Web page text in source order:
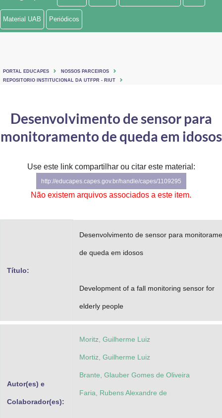
Ministério de Minas e Energia
Ministério do Turismo
Controladoria-Geral da União
Ministério da Mulher, da Família e dos Direitos Humanos
Secretaria-Geral
Planalto
Material UAB Periódicos
PORTAL EDUCAPES
NOSSOS PARCEIROS
REPOSITORIO INSTITUCIONAL DA UTFPR - RIUT
Desenvolvimento de sensor para
monitoramento de queda em idosos
Use este link compartilhar ou citar este material:
http://educapes.capes.gov.br/handle/capes/1109295
Não existem arquivos associados a este item.
Título:
Desenvolvimento de sensor para
de queda em idosos
Development of a fall monitoring sensor for
elderly people
Autor(es) e
Colaborador(es):
Moritz, Guilherme Luiz
Mortiz, Guilherme Luiz
Brante, Glauber Gomes de Oliveira
Faria, Rubens Alexandre de